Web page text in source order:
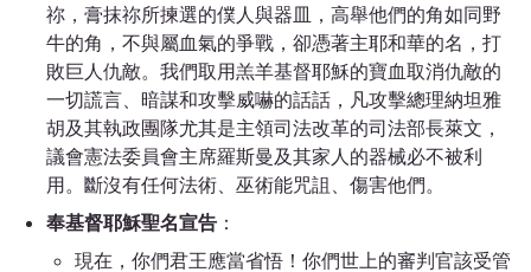
祢，膏抹祢所揀選的僕人與器皿，高舉他們的角如同野
牛的角，不與屬血氣的爭戰，卻憑著主耶和華的名，打
敗巨人仇敵。我們取用羔羊基督耶穌的寶血取消仇敵的
一切謊言、暗謀和攻擊威嚇的話話，凡攻擊總理納坦雅
胡及其執政團隊尤其是主領司法改革的司法部長萊文，
議會憲法委員會主席羅斯曼及其家人的器械必不被利
用。斷沒有任何法術、巫術能咒詛、傷害他們。
奉基督耶穌聖名宣告 ：
現在，你們君王應當省悟！你們世上的審判官該受管